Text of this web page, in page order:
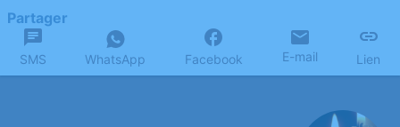
Partager
SMS WhatsApp Facebook E-mail Lien